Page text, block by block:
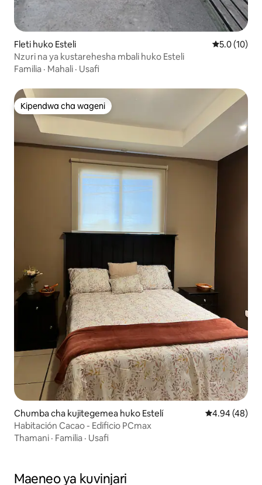
Fleti huko Esteli Ukadiriaji
5.0 (10)
Nzuri na ya kustarehesha mbali huko Esteli
Familia · Mahali · Usafi
Kipendwa cha wageni
Kipendwa cha wageni
Chumba cha kujitegemea huko Estelí Ukadiriaji wa
4.94 (48)
Habitación Cacao - Edificio PCmax
Thamani · Familia · Usafi
Maeneo ya kuvinjari